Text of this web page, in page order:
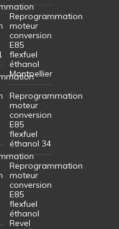
Reprogrammation
moteur
conversion
E85
flexfuel
éthanol
Montpellier
Reprogrammation
moteur
conversion
E85
flexfuel
éthanol 34
Reprogrammation
moteur
conversion
E85
flexfuel
éthanol
Revel